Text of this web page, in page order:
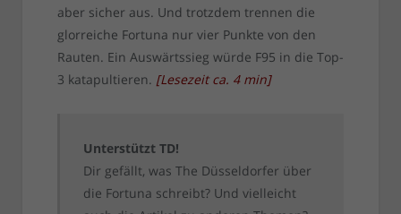
aber sicher aus. Und trotzdem trennen die
glorreiche Fortuna nur vier Punkte von den
Rauten. Ein Auswärtssieg würde F95 in die Top-
3 katapultieren. [Lesezeit ca. 4 min]
Unterstützt TD!
Dir gefällt, was The Düsseldorfer über
die Fortuna schreibt? Und vielleicht